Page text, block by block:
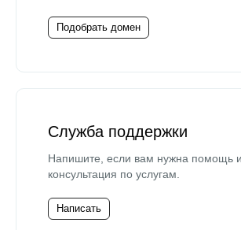
Подобрать домен
Служба поддержки
Напишите, если вам нужна помощь
консультация по услугам.
Написать